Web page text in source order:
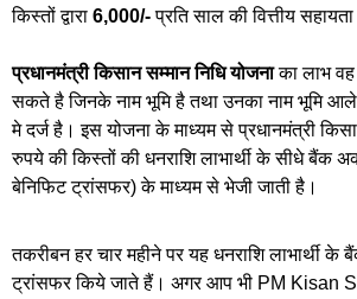
किस्तों द्वारा 6,000/-प्रति साल की वित्तीय
प्रधानमंत्री किसान सम्मान निधि योजनाका लाभ वह
सकते है जिनके नाम भूमि है तथा उनका नाम भूमि
मे दर्ज है। इस योजना के माध्यम से प्रधानमंत्री
रुपये की किस्तों की धनराशि लाभार्थी के सीधे बैंक
बेनिफिट ट्रांसफर) के माध्यम से भेजी जाती है।
तकरीबन हर चार महीने पर यह धनराशि लाभार्थी के
ट्रांसफर किये जाते हैं। अगर आप भी PM Kisan